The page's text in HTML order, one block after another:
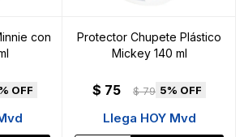
con
Protector Chupete Plástico
Mickey 140 ml
$ 75 $ 79 5
Llega HOY Mvd